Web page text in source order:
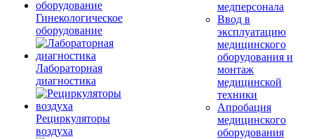
Гинекологическое
оборудование
Лабораторная
диагностика
Рециркуляторы
воздуха
медперсонала
Ввод в
эксплуатацию
медицинского
оборудования и
монтаж
медицинской
техники
Апробация
медицинского
оборудования